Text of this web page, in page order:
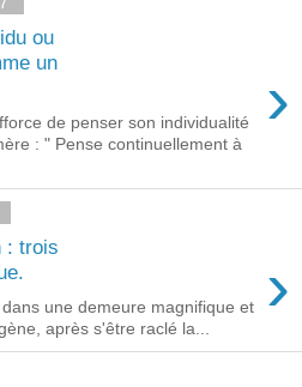
ou
un
›
de penser son individualité
: " Pense continuellement à
: trois
›
une demeure magnifique et
après s'être raclé la...